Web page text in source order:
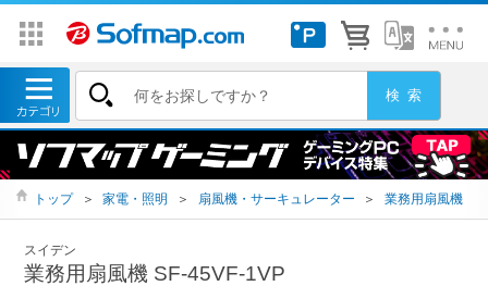
トップ ＞ 家電・照明 ＞ 扇風機・サーキュレーター ＞ 業務用扇風機
スイデン
業務用扇風機 SF-45VF-1VP